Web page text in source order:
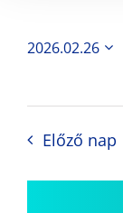
2026.02.26
Előző nap